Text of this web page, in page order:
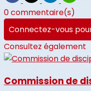
0 commentaire(s)
Connectez-vous
Consultez également
Commission de